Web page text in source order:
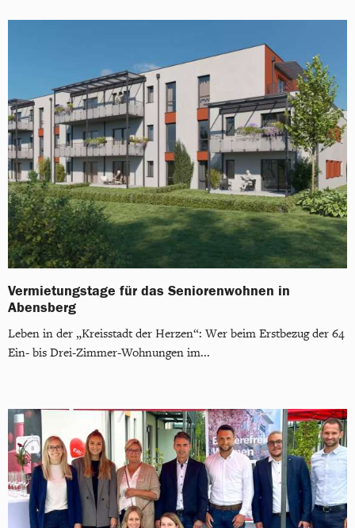
Vermietungstage für das Seniorenwohnen in
Abensberg
Leben in der „Kreisstadt der Herzen“: Wer beim Erstbezug der 64
Ein- bis Drei-Zimmer-Wohnungen im...